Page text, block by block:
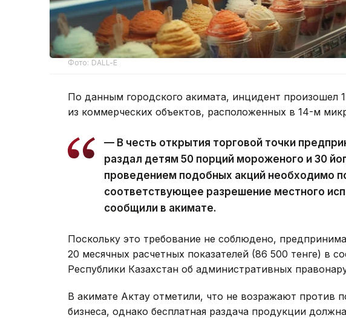
Фото: DALL-E
По данным городского акимата, инцидент произошел
из коммерческих объектов, расположенных в 14-м
— В честь открытия торговой точки
раздал детям 50 порций мороженого и 30
проведением подобных акций необходимо
соответствующее разрешение местного
сообщили в акимате.
Поскольку это требование не соблюдено,
20 месячных расчетных показателей (86 500 тенге) в
Республики Казахстан об административных
В акимате Актау отметили, что не возражают против
бизнеса, однако бесплатная раздача продукции